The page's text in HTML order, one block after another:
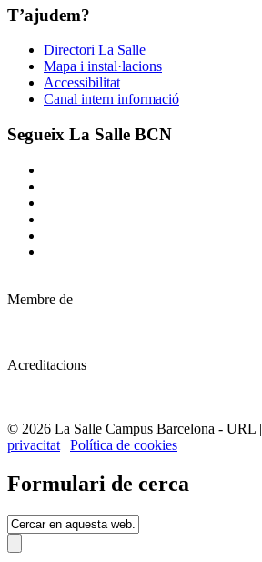
T’ajudem?
Directori La Salle
Mapa i instal·lacions
Accessibilitat
Canal intern informació
Segueix La Salle BCN
Membre de
Acreditacions
© 2026 La Salle Campus Barcelona - URL |
privacitat | Política de cookies
Formulari de cerca